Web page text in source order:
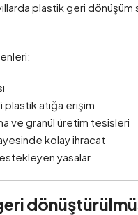
plastik geri dönüşüm
atığa erişim
ve granül üretim tesisleri
kolay ihracat
yasalar